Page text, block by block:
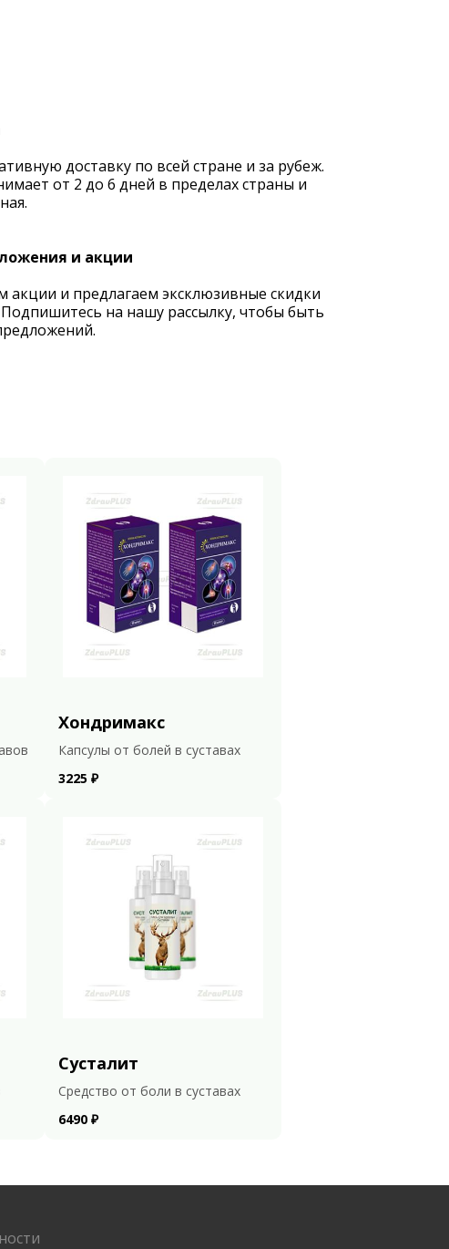
доставку по всей стране и за рубеж.
от 2 до 6 дней в пределах страны и
и акции
и предлагаем эксклюзивные скидки
на нашу рассылку, чтобы быть
Хондримакс
Капсулы от болей в суставах
3225 ₽
Сусталит
Средство от боли в суставах
6490 ₽